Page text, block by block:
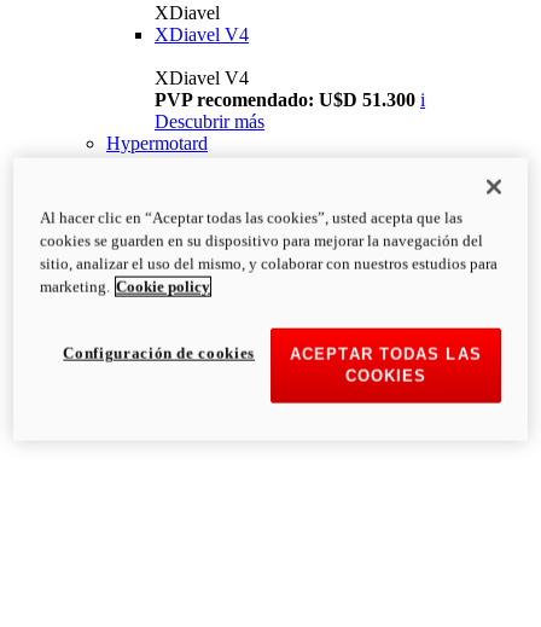
XDiavel
XDiavel V4
XDiavel V4
PVP recomendado: U$D 51.300 i
Descubrir más
Hypermotard
Al hacer clic en “Aceptar todas las cookies”, usted acepta que las
cookies se guarden en su dispositivo para mejorar la navegación del
sitio, analizar el uso del mismo, y colaborar con nuestros estudios para
marketing. Cookie policy
ACEPTAR TODAS LAS
COOKIES
Configuración de cookies